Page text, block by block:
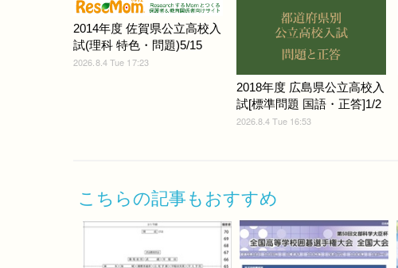
2014年度 佐賀県公立高校入
試(理科 特色・問題)5/15
2026.8.4 Tue 17:23
2018年度 広島県公立高校入
試[標準問題 国語・正答]1/2
2026.8.4 Tue 16:53
こちらの記事もおすすめ